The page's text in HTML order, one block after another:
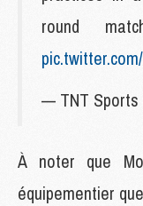
round
— TNT Sports
À noter que
équipementier